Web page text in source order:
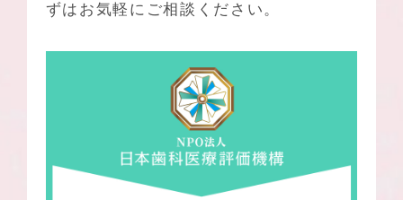
ずはお気軽にご相談ください。